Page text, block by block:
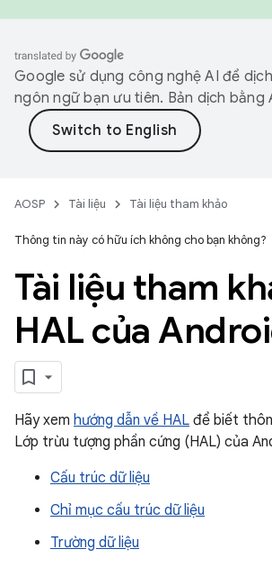
Google sử dụng công nghệ AI để
ngôn ngữ bạn ưu tiên. Bản dịch bằng
AOSP Tài liệu Tài liệu tham khảo
Thông tin này có hữu ích không cho bạn không?
Tài liệu tham
HAL của
Hãy xem hướng dẫn về HAL để biết
Lớp trừu tượng phần cứng (HAL) của
Cấu trúc dữ liệu
Chỉ mục cấu trúc dữ liệu
Trường dữ liệu